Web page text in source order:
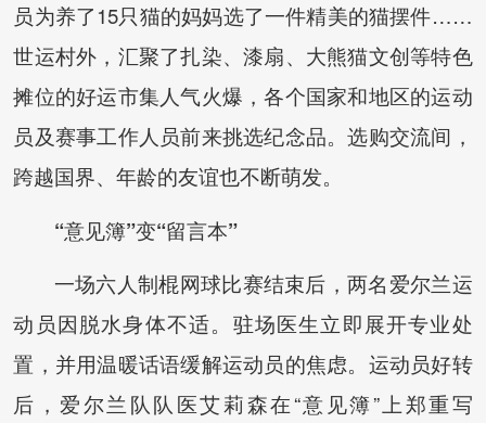
员为养了15只猫的妈妈选了一件精美的猫摆件……
世运村外，汇聚了扎染、漆扇、大熊猫文创等特色
摊位的好运市集人气火爆，各个国家和地区的运动
员及赛事工作人员前来挑选纪念品。选购交流间，
跨越国界、年龄的友谊也不断萌发。
“意见簿”变“留言本”
一场六人制棍网球比赛结束后，两名爱尔兰运
动员因脱水身体不适。驻场医生立即展开专业处
置，并用温暖话语缓解运动员的焦虑。运动员好转
后，爱尔兰队队医艾莉森在“意见簿”上郑重写